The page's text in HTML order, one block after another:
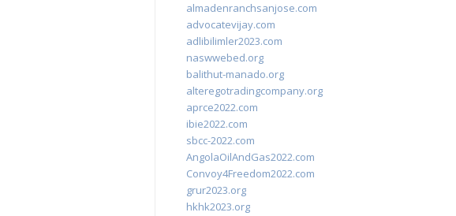
almadenranchsanjose.com
advocatevijay.com
adlibilimler2023.com
naswwebed.org
balithut-manado.org
alteregotradingcompany.org
aprce2022.com
ibie2022.com
sbcc-2022.com
AngolaOilAndGas2022.com
Convoy4Freedom2022.com
grur2023.org
hkhk2023.org